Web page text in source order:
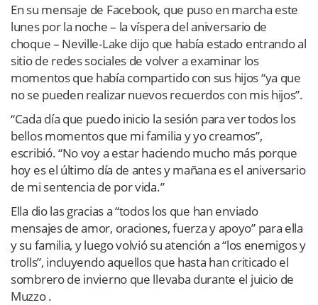
En su mensaje de Facebook, que puso en marcha este
lunes por la noche – la víspera del aniversario de
choque – Neville-Lake dijo que había estado entrando al
sitio de redes sociales de volver a examinar los
momentos que había compartido con sus hijos “ya que
no se pueden realizar nuevos recuerdos con mis hijos”.
“Cada día que puedo inicio la sesión para ver todos los
bellos momentos que mi familia y yo creamos”,
escribió. “No voy a estar haciendo mucho más porque
hoy es el último día de antes y mañana es el aniversario
de mi sentencia de por vida.”
Ella dio las gracias a “todos los que han enviado
mensajes de amor, oraciones, fuerza y apoyo” para ella
y su familia, y luego volvió su atención a “los enemigos y
trolls”, incluyendo aquellos que hasta han criticado el
sombrero de invierno que llevaba durante el juicio de
Muzzo .